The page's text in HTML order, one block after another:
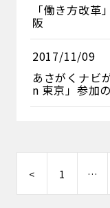
「働き方改
阪
2017/11/09
あさがくナビ
n 東京」参加
< 1 …